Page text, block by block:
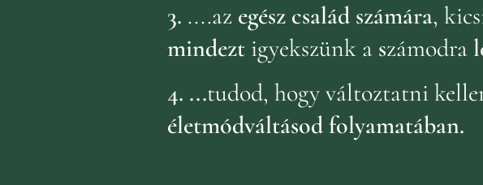
3. ....az egész család számára,
mindezt igyekszünk aszámodra
4. ...tudod, hogy változtatni
életmódváltásod folyamatában.